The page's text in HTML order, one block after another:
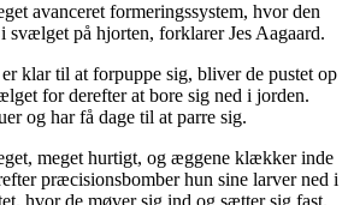
avanceret formeringssystem, hvor den
svælget på hjorten, forklarer Jes Aagaard.
klar til at forpuppe sig, bliver de pustet op
for derefter at bore sig ned i jorden.
og har få dage til at parre sig.
meget hurtigt, og æggene klækker inde
præcisionsbomber hun sine larver ned i
hvor de møver sig ind og sætter sig fast.